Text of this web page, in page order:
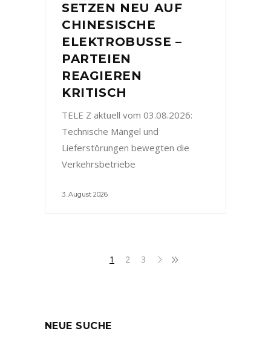
SETZEN NEU AUF
CHINESISCHE
ELEKTROBUSSE –
PARTEIEN
REAGIEREN
KRITISCH
TELE Z aktuell vom 03.08.2026:
Technische Mängel und
Lieferstörungen bewegten die
Verkehrsbetriebe
3. August 2026
1 2 3
NEUE SUCHE